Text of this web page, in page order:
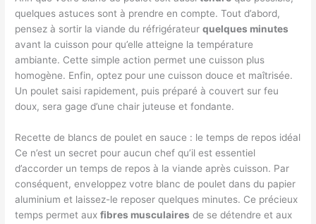
quelques astuces sont à prendre en compte. Tout d’abord,
pensez à sortir la viande du réfrigérateurquelques minutes
avant la cuisson pour qu’elle atteigne la température
ambiante. Cette simple action permet une cuisson plus
homogène. Enfin, optez pour une cuisson douce et maîtrisée.
Un poulet saisi rapidement, puis préparé à couvert sur feu
doux, sera gage d’une chair juteuse et fondante.
Recette de blancs de poulet en sauce : le temps de repos idéal
Ce n’est un secret pour aucun chef qu’il est essentiel
d’accorder un temps de repos à la viande après cuisson. Par
conséquent, enveloppez votre blanc de poulet dans du papier
aluminium et laissez-le reposer quelques minutes. Ce précieux
temps permet auxfibres musculaires de se détendre et aux